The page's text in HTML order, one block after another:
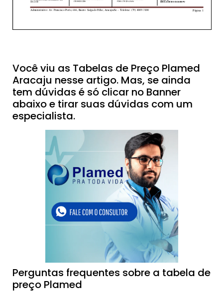
Você viu as Tabelas de Preço Plamed
Aracaju nesse artigo. Mas, se ainda
tem dúvidas é só clicar no Banner
abaixo e tirar suas dúvidas com um
especialista.
Perguntas frequentes sobre a tabela de
preço Plamed